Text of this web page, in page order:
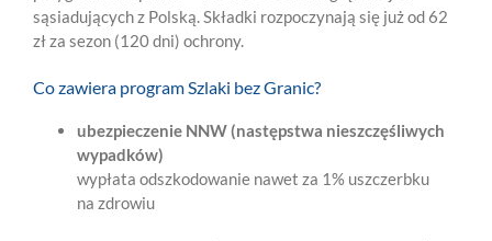
sąsiadujących z Polską. Składki rozpoczynają się już od 62
zł za sezon (120 dni) ochrony.
Co zawiera program Szlaki bez Granic?
ubezpieczenie NNW (następstwa nieszczęśliwych
wypadków)
wypłata odszkodowanie nawet za 1% uszczerbku
na zdrowiu